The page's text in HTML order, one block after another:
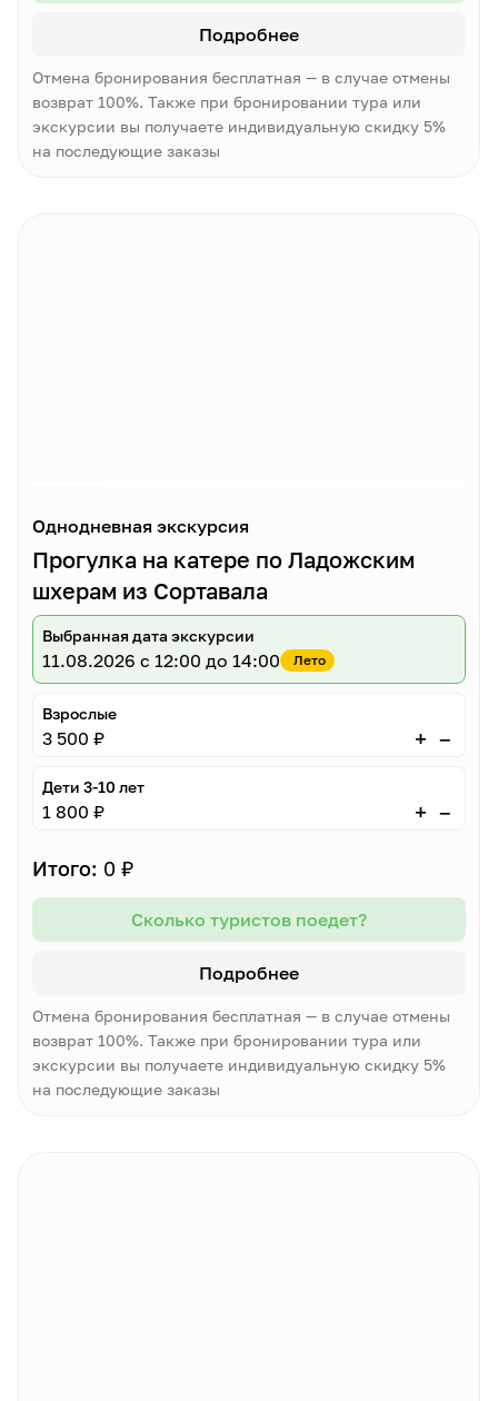
Подробнее
Отмена бронирования бесплатная — в случае отмены
возврат 100%. Также при бронировании тура или
экскурсии вы получаете индивидуальную скидку 5%
на последующие заказы
Однодневная экскурсия
Прогулка на катере по Ладожским
шхерам из Сортавала
Выбранная дата экскурсии
11.08.2026 с 12:00 до 14:00 Лето
Взрослые
3 500 ₽ + –
Дети 3-10 лет
1 800 ₽ + –
Итого: 0 ₽
Сколько туристов поедет?
Подробнее
Отмена бронирования бесплатная — в случае отмены
возврат 100%. Также при бронировании тура или
экскурсии вы получаете индивидуальную скидку 5%
на последующие заказы